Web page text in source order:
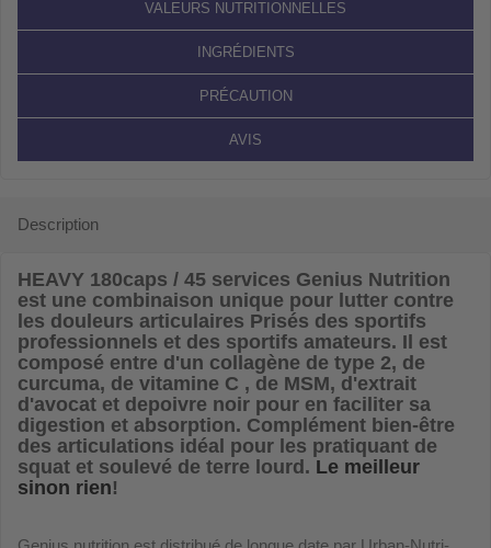
VALEURS NUTRITIONNELLES
INGRÉDIENTS
PRÉCAUTION
AVIS
Description
HEAVY 180caps / 45 services Genius Nutrition
est une combinaison unique pour lutter contre
les douleurs articulaires Prisés des sportifs
professionnels et des sportifs amateurs. Il est
composé entre d'un collagène de type 2, de
curcuma, de vitamine C , de MSM, d'extrait
d'avocat et depoivre noir pour en faciliter sa
digestion et absorption. Complément bien-être
des articulations idéal pour les pratiquant de
squat et soulevé de terre lourd. Le meilleur
sinon rien!